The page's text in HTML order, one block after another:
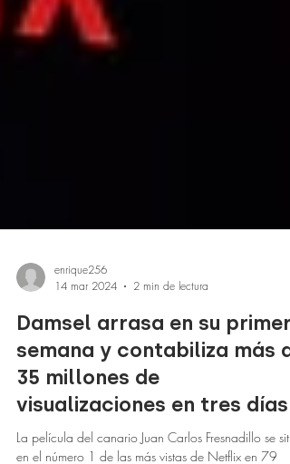
14 mar 2024
2 min de lectura
Damsel arrasa en su
semana y contabiliza más
35 millones de
visualizaciones en tres días